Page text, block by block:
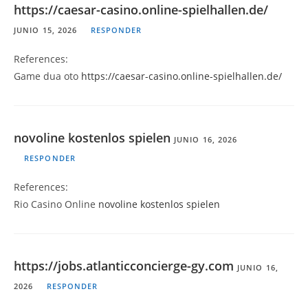
https://caesar-casino.online-spielhallen.de/
JUNIO 15, 2026 RESPONDER
References:
Game dua oto https://caesar-casino.online-spielhallen.de/
novoline kostenlos spielen JUNIO 16, 2026
RESPONDER
References:
Rio Casino Online novoline kostenlos spielen
https://jobs.atlanticconcierge-gy.com JUNIO 16,
2026
RESPONDER